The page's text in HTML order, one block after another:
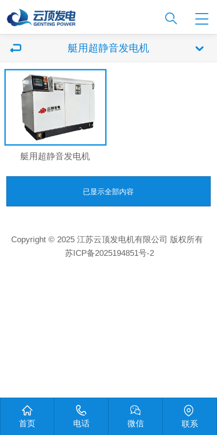
艇用超静音发电机
艇用超静音发电机
已显示全部内容
Copyright © 2025 江苏云顶发电机有限公司 版权所有
苏ICP备2025194851号-2
首页 电话 微信 联系